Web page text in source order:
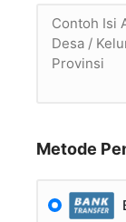
Metode